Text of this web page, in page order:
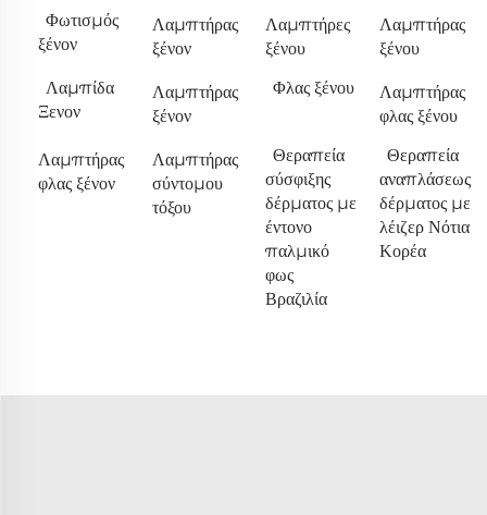
Φωτισμός
ξένον
Λαμπτήρας
ξένον
Λαμπτήρες
ξένου
Λαμπτήρας
ξένου
Λαμπίδα
Ξενον
Λαμπτήρας
ξένον
Φλας ξένου
Λαμπτήρας
φλας ξένου
Λαμπτήρας
φλας ξένον
Λαμπτήρας
σύντομου
τόξου
Θεραπεία
σύσφιξης
δέρματος με
έντονο
παλμικό
φως
Βραζιλία
Θεραπεία
αναπλάσεως
δέρματος με
λέιζερ Νότια
Κορέα